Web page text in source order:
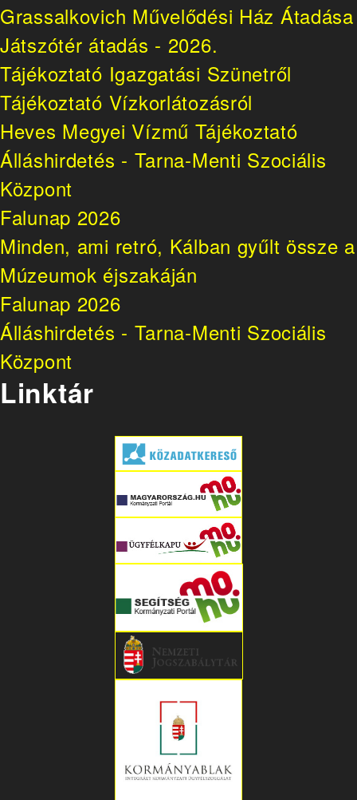
Grassalkovich Művelődési Ház Átadása
Játszótér átadás - 2026.
Tájékoztató Igazgatási Szünetről
Tájékoztató Vízkorlátozásról
Heves Megyei Vízmű Tájékoztató
Álláshirdetés - Tarna-Menti Szociális
Központ
Falunap 2026
Minden, ami retró, Kálban gyűlt össze a
Múzeumok éjszakáján
Falunap 2026
Álláshirdetés - Tarna-Menti Szociális
Központ
Linktár